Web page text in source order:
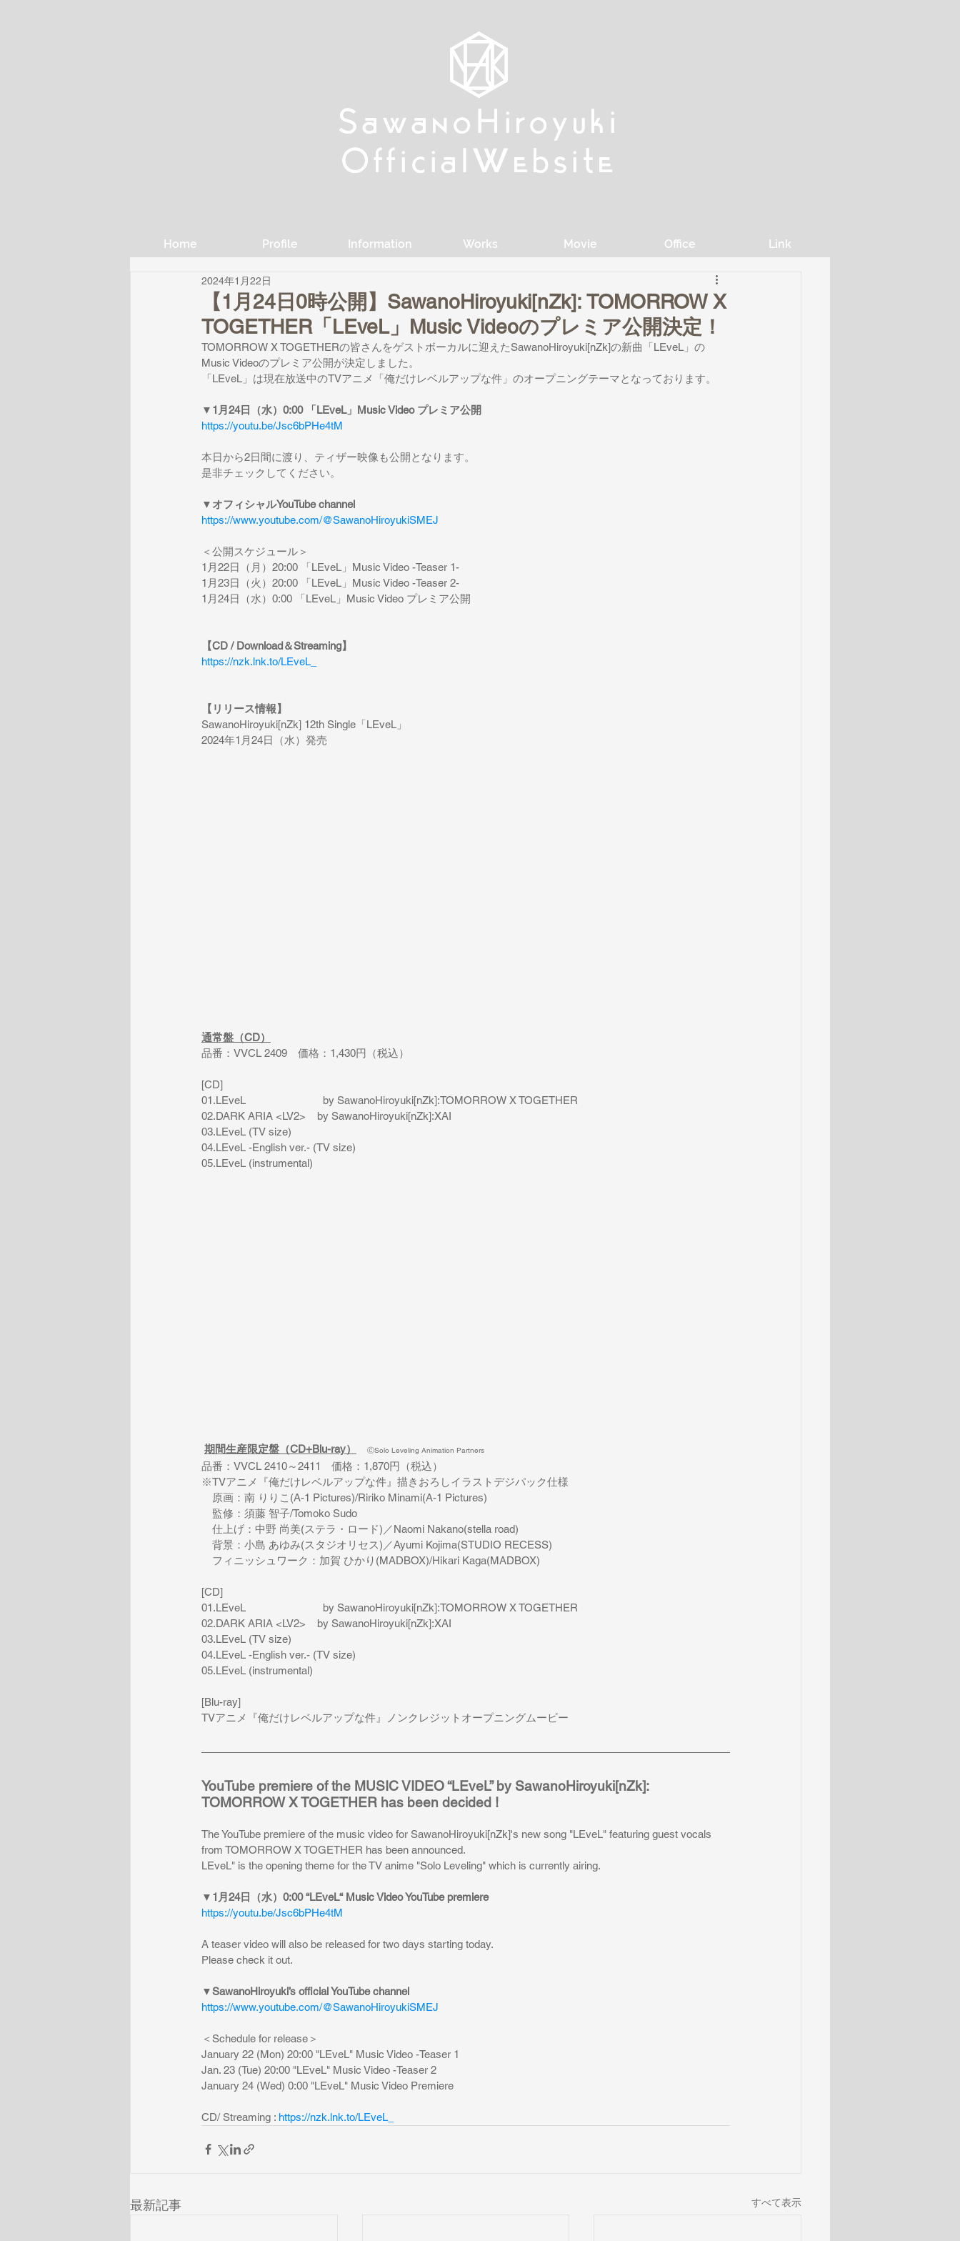
Sa wanoHiroyuki
Official W ebsite
Home Profile Information Works Movie Office Link
Sa wanoHiroyuki
Official W ebsite
【1月24日0時公開】SawanoHiroyuki[nZk]: TOMORROW X
TOGETHER「LEveL」Music Videoのプレミア公開決定！
2024年1月22日
TOMORROW X TOGETHERの皆さんをゲストボーカルに迎えたSawanoHiroyuki[nZk]の新曲「LEveL 」の
Music Videoのプレミア公開が決定しました。
「LEveL 」は現在放送中のTVアニメ「俺だけレベルアップな件」のオープニングテーマとなっております。
▼ 1 月 24日（水） 0:00 「LEveL」Music Video プレミア公開
https://youtu.be/Jsc6bPHe4tM
本日から2日間に渡り、ティザー映像も公開となります。
是非チェックしてください。
▼ オフィシャルYouTube channel
https://www.youtube.com/@SawanoHiroyukiSMEJ
＜公開スケジュール＞
1 月22日（月） 20:00 「LEveL」Music Video -Teaser 1-
1 月23日（火） 20:00 「LEveL」Music Video -Teaser 2-
1 月24日（水） 0:00 「LEveL」Music Video プレミア公開
【CD / Download＆Streaming】
https://nzk.lnk.to/LEveL_
【リリース情報】
SawanoHiroyuki[nZk] 12th Single「LEveL 」
2024年1 月24日（水）発売
通常盤（CD）
品番： VVCL 2409 価格： 1,430円（税込）
[CD]
01.LEveL                           by SawanoHiroyuki[nZk]:TOMORROW X TOGETHER
02.DARK ARIA <LV2>    by SawanoHiroyuki[nZk]:XAI
03.LEveL (TV size)
04.LEveL -English ver.- (TV size)
05.LEveL (instrumental)
期間生産限定盤（CD+Blu-ray） ⒸSolo Leveling Animation Partners
品番： VVCL 2410～2411 価格： 1,870円（税込）
※TVアニメ『俺だけレベルアップな件』描きおろしイラストデジパック仕様
原画：南 りりこ (A-1 Pictures)/Ririko Minami(A-1 Pictures)
監修：須藤 智子/Tomoko Sudo
仕上げ：中野 尚美(ステラ・ロード) ／Naomi Nakano(stella road)
背景：小島 あゆみ(スタジオリセス) ／Ayumi Kojima(STUDIO RECESS)
フィニッシュワーク：加賀 ひかり(MADBOX)/Hikari Kaga(MADBOX)
[CD]
01.LEveL                           by SawanoHiroyuki[nZk]:TOMORROW X TOGETHER
02.DARK ARIA <LV2>    by SawanoHiroyuki[nZk]:XAI
03.LEveL (TV size)
04.LEveL -English ver.- (TV size)
05.LEveL (instrumental)
[Blu-ray]
TVアニメ『俺だけレベルアップな件』ノンクレジットオープニングムービー
YouTube premiere of the MUSIC VIDEO “LEveL” by SawanoHiroyuki[nZk]:
TOMORROW X TOGETHER has been decided !
The YouTube premiere of the music video for SawanoHiroyuki[nZk]'s new song "LEveL" featuring guest vocals
from TOMORROW X TOGETHER has been announced.
LEveL" is the opening theme for the TV anime "Solo Leveling" which is currently airing.
▼ 1月24日（水）0:00 “LEveL“ Music Video YouTube premiere
https://youtu.be/Jsc6bPHe4tM
A teaser video will also be released for two days starting today.
Please check it out.
▼SawanoHiroyuki’s official YouTube channel
https://www.youtube.com/@SawanoHiroyukiSMEJ
＜Schedule for release＞
January 22 (Mon) 20:00 "LEveL" Music Video -Teaser 1
Jan. 23 (Tue) 20:00 "LEveL" Music Video -Teaser 2
January 24 (Wed) 0:00 "LEveL" Music Video Premiere
CD/ Streaming : https://nzk.lnk.to/LEveL_
最新記事 すべて表示